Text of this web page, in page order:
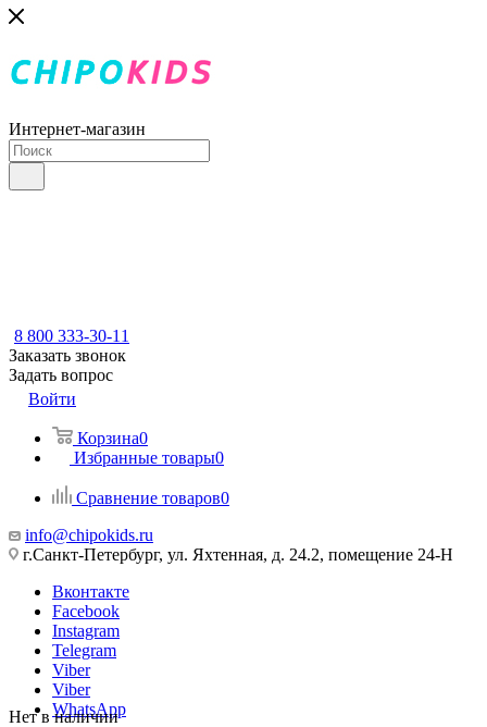
Интернет-магазин
8 800 333-30-11
Заказать звонок
Задать вопрос
Войти
Корзина0
Избранные товары0
Сравнение товаров0
info@chipokids.ru
г.Санкт-Петербург, ул. Яхтенная, д. 24.2, помещение 24-Н
Вконтакте
Facebook
Instagram
Telegram
Viber
Viber
WhatsApp
Нет в наличии